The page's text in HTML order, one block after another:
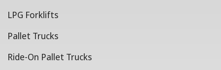
LPG Forklifts
Pallet Trucks
Ride-On Pallet Trucks